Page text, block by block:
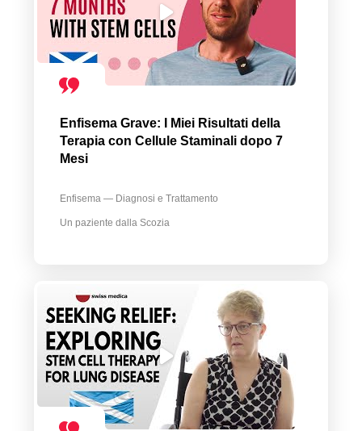
Enfisema Grave: I Miei Risultati della
Terapia con Cellule Staminali dopo 7
Mesi
Enfisema — Diagnosi e Trattamento
Un paziente dalla Scozia